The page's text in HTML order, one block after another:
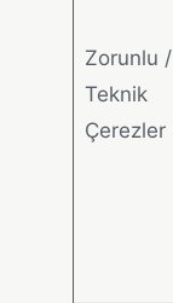
Zorunlu /
Teknik
Çerezler